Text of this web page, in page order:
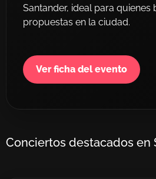
Santander, ideal para quienes
propuestas en la ciudad.
Ver ficha del evento
Conciertos destacados en